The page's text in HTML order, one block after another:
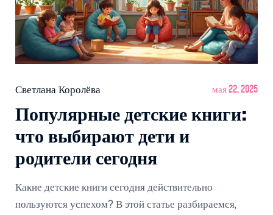
Светлана Королёва мая 22, 2025
Популярные детские книги:
что выбирают дети и
родители сегодня
Какие детские книги сегодня действительно
пользуются успехом? В этой статье разбираемся,